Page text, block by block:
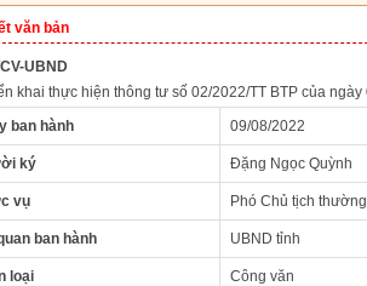
văn bản
UBND
khai thực hiện thông tư số 02/2022/TT BTP của
ban hành
09/08/2022
ký Đặng Ngọc Quỳnh
vụ Phó Chủ tịch
ban hành UBND tỉnh
loại Công văn